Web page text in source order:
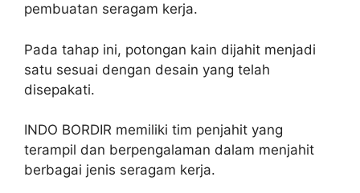
pembuatan seragam kerja.
Pada tahap ini, potongan kain dijahit menjadi
satu sesuai dengan desain yang telah
disepakati.
INDO BORDIR memiliki tim penjahit yang
terampil dan berpengalaman dalam menjahit
berbagai jenis seragam kerja.